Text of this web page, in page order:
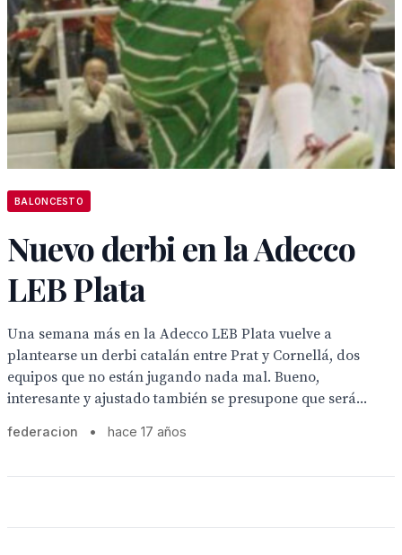
BALONCESTO
Nuevo derbi en la Adecco
LEB Plata
Una semana más en la Adecco LEB Plata vuelve a
plantearse un derbi catalán entre Prat y Cornellá, dos
equipos que no están jugando nada mal. Bueno,
interesante y ajustado también se presupone que será...
federacion • hace 17 años